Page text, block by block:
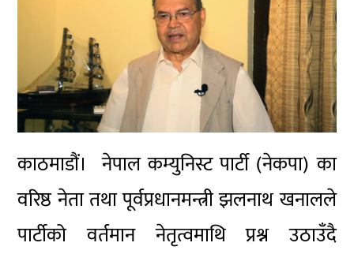
काठमाडौं। नेपाल कम्युनिस्ट पार्टी (नेकपा) का
वरिष्ठ नेता तथा पूर्वप्रधानमन्त्री झलनाथ खनालले
पार्टीको वर्तमान नेतृत्वमाथि प्रश्न उठाउँदै